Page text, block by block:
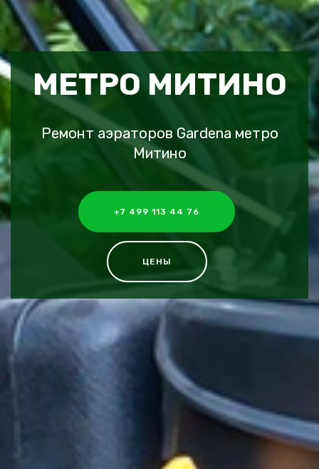
МЕТРО МИТИНО
Ремонт аэраторов Gardena метро
Митино
+7 499 113 44 76
ЦЕНЫ